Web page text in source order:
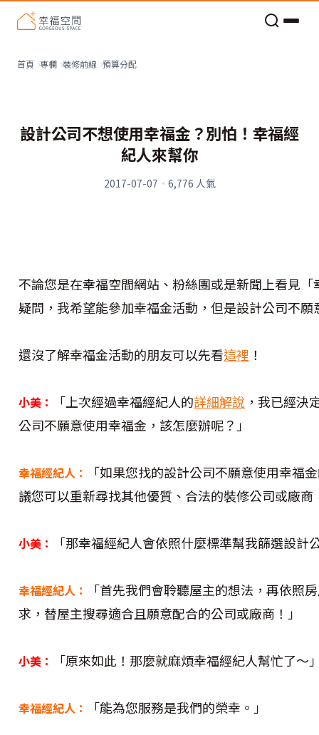
首頁 專欄 裝修前線 預算分配
設計公司不想使用幸福金？別怕！幸福經
紀人來幫你
2017-07-07 · 6,776 人氣
不論您是在幸福空間網站、粉絲團或是新聞上看見
疑問，我希望能參加幸福金活動，但是設計公司不
還沒了解幸福金活動的朋友可以先看這裡 ！
小美： 「上次經過幸福經紀人的詳細解說 ，我已經決
公司不願意使用幸福金，該怎麼辦呢？」
幸福經紀人：
「如果您找的設計公司不願意使用幸福
議您可以重新尋找其他優質、合法的裝修公司或廠
小美： 「那幸福經紀人會依照什麼標準幫我篩選設計
幸福經紀人：
「首先我們會聆聽屋主的想法，再依照
求，替屋主搜尋適合且願意配合的公司或廠商！」
小美： 「原來如此！那麼就麻煩幸福經紀人幫忙了～
幸福經紀人： 「能為您服務是我們的榮幸。」